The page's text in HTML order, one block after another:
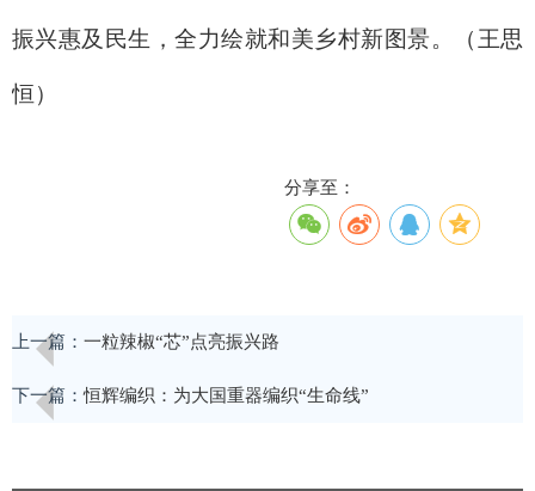
振兴惠及民生，全力绘就和美乡村新图景。（王思
恒）
分享至：
上一篇： 一粒辣椒“芯”点亮振兴路
下一篇：恒辉编织：为大国重器编织“生命线”